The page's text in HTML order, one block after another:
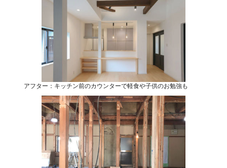
アフター：キッチン前のカウンターで軽食や子供のお勉強も